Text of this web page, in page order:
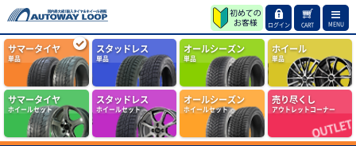
ログイン CART MENU
サマータイヤ
単品
スタッドレス
単品
オールシーズン
単品
ホイール
単品
サマータイヤ
ホイールセット
スタッドレス
ホイールセット
オールシーズン
ホイールセット
売り尽くし
アウトレットコーナー